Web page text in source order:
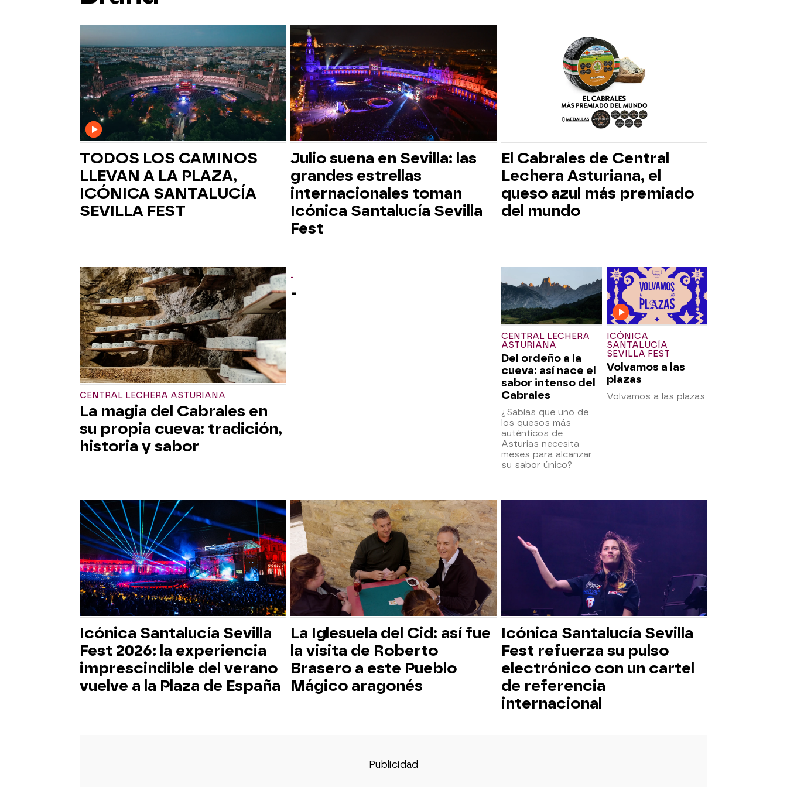
TODOS LOS CAMINOS
LLEVAN A LA PLAZA,
ICÓNICA SANTALUCÍA
SEVILLA FEST
Julio suena en Sevilla: las
grandes estrellas
internacionales toman
Icónica Santalucía Sevilla
Fest
El Cabrales de Central
Lechera Asturiana, el
queso azul más premiado
del mundo
CENTRAL LECHERA ASTURIANA
La magia del Cabrales en
su propia cueva: tradición,
historia y sabor
-
-
CENTRAL LECHERA
ASTURIANA
Del ordeño a la
cueva: así nace el
sabor intenso del
Cabrales
¿Sabías que uno de
los quesos más
auténticos de
Asturias necesita
meses para alcanzar
su sabor único?
ICÓNICA
SANTALUCÍA
SEVILLA FEST
Volvamos a las
plazas
Volvamos a las plazas
Icónica Santalucía Sevilla
Fest 2026: la experiencia
imprescindible del verano
vuelve a la Plaza de España
La Iglesuela del Cid: así fue
la visita de Roberto
Brasero a este Pueblo
Mágico aragonés
Icónica Santalucía Sevilla
Fest refuerza su pulso
electrónico con un cartel
de referencia
internacional